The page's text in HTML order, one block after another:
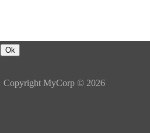
Copyright MyCorp © 2026